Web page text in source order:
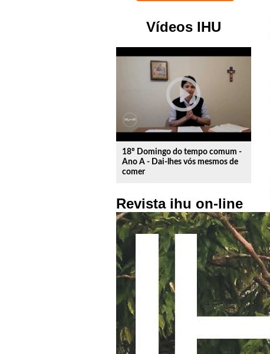
Vídeos IHU
play_circle_outline
18º Domingo do tempo comum -
Ano A - Dai-lhes vós mesmos de
comer
Revista ihu on-line